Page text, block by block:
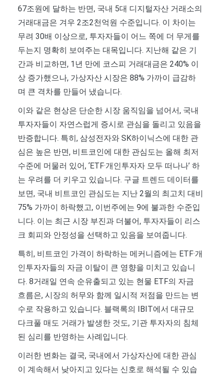
67조원에 달하는 반면, 국내 5대 디지털자산 거래소의
거래대금은 겨우 2조2천억원 수준입니다. 이 차이는
무려 30배 이상으로, 투자자들이 어느 쪽에 더 무게를
두는지 명확히 보여주는 대목입니다. 지난해 같은 기
간과 비교하면, 1년 만에 코스피 거래대금은 240% 이
상 증가했으나, 가상자산 시장은 88% 가까이 급감하
며 큰 격차를 만들어 냈습니다.
이와 같은 현상은 단순한 시장 움직임을 넘어서, 국내
투자자들이 자연스럽게 증시로 관심을 돌리고 있음을
반증합니다. 특히, 삼성전자와 SK하이닉스에 대한 관
심은 높은 반면, 비트코인에 대한 관심도는 올해 최저
수준에 머물러 있어, ‘ETF·개인투자자 모두 떠나나’ 하
는 우려를 더 키우고 있습니다. 구글 트렌드 데이터를
보면, 국내 비트코인 관심도는 지난 2월의 최고치 대비
75% 가까이 하락했고, 이번주에는 9에 불과한 수준입
니다. 이는 최근 시장 부진과 더불어, 투자자들이 리스
크 회피와 안정성을 선택하고 있음을 보여줍니다.
특히, 비트코인 가격이 하락하는 메커니즘에는 ETF·개
인투자자들의 자금 이탈이 큰 영향을 미치고 있습니
다. 8거래일 연속 순유출되고 있는 현물 ETF의 자금
흐름은, 시장의 허무와 함께 일시적 저점을 만드는 변
수로 작용하고 있습니다. 블랙록의 IBIT에서 대규모
다크풀 매도 거래가 발생한 것도, 기관 투자자의 침체
된 심리를 반영하는 사례입니다.
이러한 변화는 결국, 국내에서 가상자산에 대한 관심
이 계속해서 낮아지고 있다는 신호로 해석될 수 있습